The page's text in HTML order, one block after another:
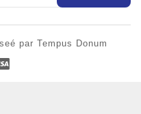
par Tempus Donum